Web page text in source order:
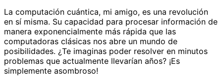
La computación cuántica, mi amigo, es una revolución
en sí misma. Su capacidad para procesar información de
manera exponencialmente más rápida que las
computadoras clásicas nos abre un mundo de
posibilidades. ¿Te imaginas poder resolver en minutos
problemas que actualmente llevarían años? ¡Es
simplemente asombroso!